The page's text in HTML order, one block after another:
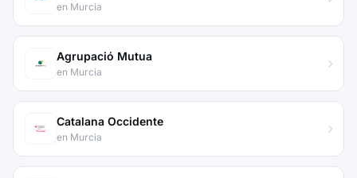
en Murcia
Agrupació Mutua
en Murcia
Catalana Occidente
en Murcia